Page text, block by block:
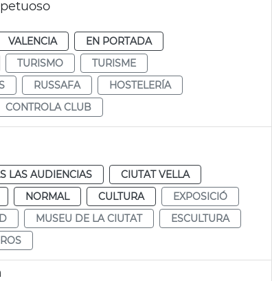
VALENCIA
EN PORTADA
TURISMO
TURISME
RUSSAFA
HOSTELERÍA
CONTROLA CLUB
LAS AUDIENCIAS
CIUTAT VELLA
NORMAL CULTURA
EXPOSICIÓ
MUSEU DE LA CIUTAT
ESCULTURA